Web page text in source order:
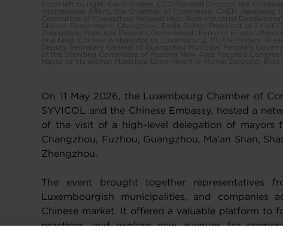
From left to right: Carlo Thelen, CEO/General Director, the
International Affairs, the Chamber of Commerce; CHEN
Committee of Changzhou National High-Tech Industrial
District Government, Changzhou; Emile Eicher, President of
Zhengzhou Municipal People's Government; Fernand Ernster,
Hua Ning, Chinese Ambassdor to Luxembourg; YUAN Mindao,
Deputy Secretary General of Guangzhou Municipal People’s
of the Standing Committee of Pudong New Area People’s
Mayor of Ma’anshan Municipal Government © Michel Zavagno, Blitz
On 11 May 2026, the Luxembourg Chamber of
SYVICOL and the Chinese Embassy, hosted a
of the visit of a high-level delegation of mayors
Changzhou, Fuzhou, Guangzhou, Ma’an Shan,
Zhengzhou.
The event brought together representatives
Luxembourgish municipalities, and
Chinese market. It offered a valuable platform to
practices, and explore new avenues for